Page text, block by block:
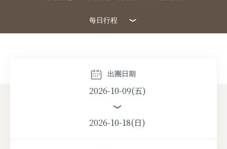
每日行程
出團日期
2026-10-09(五)
2026-10-18(日)